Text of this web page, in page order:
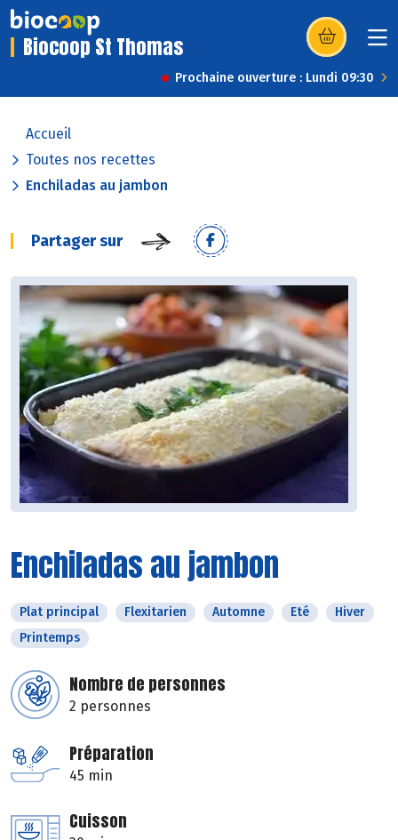
Biocoop St Thomas (s’ouvre dans
Prochaine ouverture : Lundi 09:30
Accueil
Toutes nos recettes
Enchiladas au jambon
Partager sur
Enchiladas au jambon
Plat principal Flexitarien Automne Eté
Hiver
Printemps
Nombre de personnes
2 personnes
Préparation
45 min
Cuisson